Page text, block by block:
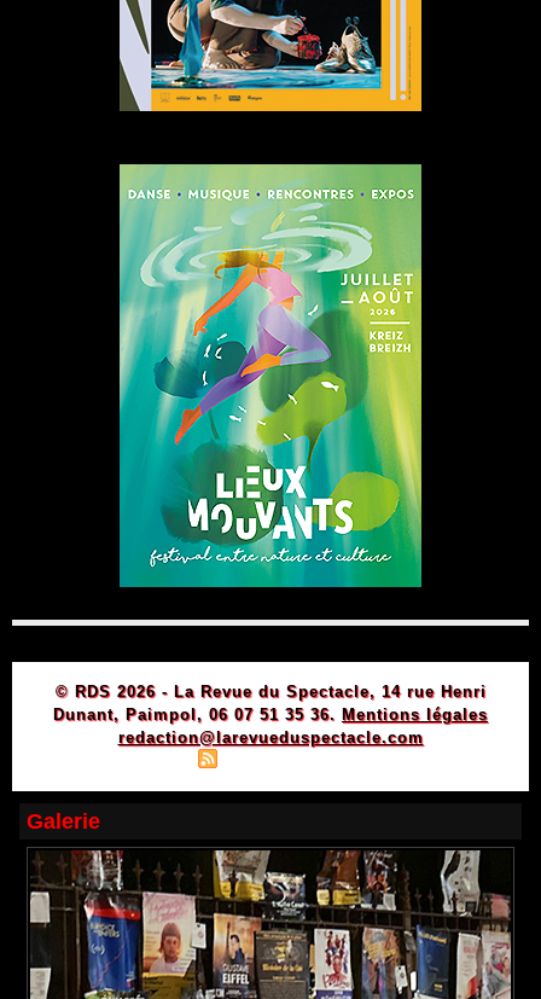
© RDS 2026 - La Revue du Spectacle, 14 rue Henri
Dunant, Paimpol, 06 07 51 35 36. Mentions légales
redaction@larevueduspectacle.com
Galerie